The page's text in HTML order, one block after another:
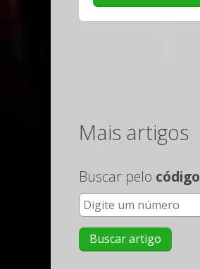
Mais artigos
Buscar pelo código